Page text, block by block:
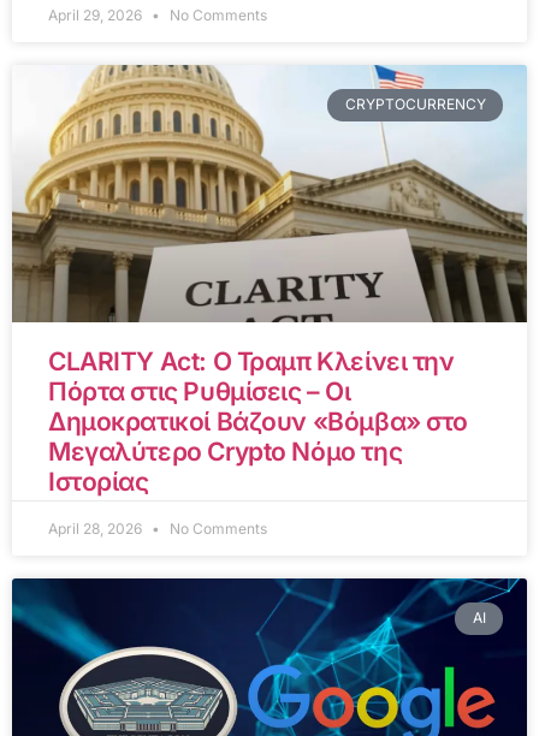
April 29, 2026 No Comments
CRYPTOCURRENCY
CLARITY Act: Ο Τραμπ Κλείνει την
Πόρτα στις Ρυθμίσεις – Οι
Δημοκρατικοί Βάζουν «Βόμβα» στο
Μεγαλύτερο Crypto Νόμο της
Ιστορίας
April 28, 2026 No Comments
AI